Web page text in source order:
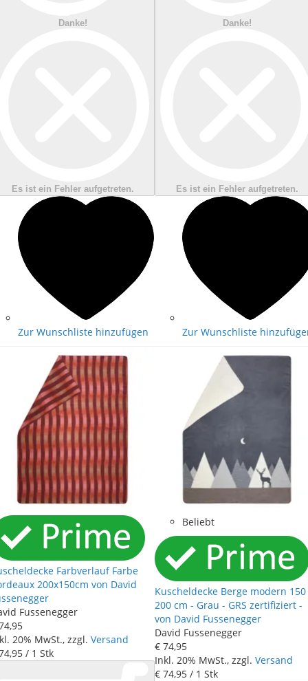
Danke!
Es ist ein Fehler aufgetreten.
Zur Wunschliste hinzufügen
Danke!
Es ist ein Fehler aufgetreten.
Zur Wunschliste
Farbverlauf Farbe
200x150cm von David
Fussenegger
,95
20% MwSt., zzgl. Versand
,95 / 1 Stk
Beliebt
Kuscheldecke Berge modern 150
200 cm - Grau - GRS zertifiziert -
von David Fussenegger
David Fussenegger
€ 74,95
Inkl. 20% MwSt., zzgl. Versand
€ 74,95 / 1 Stk